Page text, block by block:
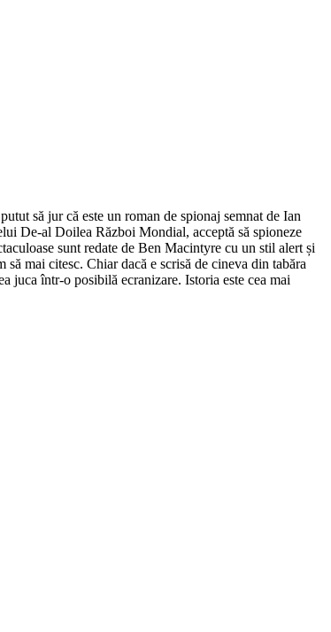
să jur că este un roman de spionaj semnat de Ian
De-al Doilea Război Mondial, acceptă să spioneze
sunt redate de Ben Macintyre cu un stil alert și
să mai citesc. Chiar dacă e scrisă de cineva din tabăra
juca într-o posibilă ecranizare. Istoria este cea mai